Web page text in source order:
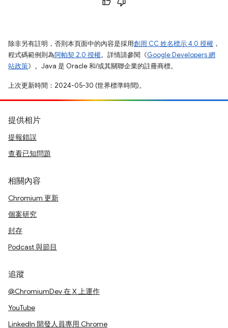
除非另有註明，否則本頁面中的內容是採用創用 CC 姓名標示 4.0 授權 ，
程式碼範例則為阿帕契 2.0 授權。詳情請參閱《Google Developers 網
站政策》。Java 是 Oracle 和/或其關聯企業的註冊商標。
上次更新時間：2024-05-30 (世界標準時間)。
提供相片
提報錯誤
查看已知問題
相關內容
Chromium 更新
個案研究
封存
Podcast 與節目
追蹤
@ChromiumDev 在 X 上運作
YouTube
LinkedIn 開發人員專用 Chrome